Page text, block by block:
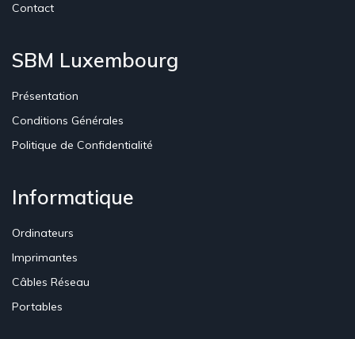
Contact
SBM Luxembourg
Présentation
Conditions Générales
Politique de Confidentialité
Informatique
Ordinateurs
Imprimantes
Câbles Réseau
Portables